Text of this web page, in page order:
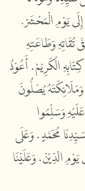
إِلَىيَوْمِالْمَحْشَرْ.
تُقَاتِهِوَطَاعَتِهِ
كِتَابِهِالْكَرِيْمْ، أَعُوْذُ
وَمَلَائِكَتَهُيُصَلُّونَ
عَلَيْهِوَسَلِّمُوا
مُحَمَّدٍ،وَعَلَى
يَوْمِالدِّيْنْ،وَعَلَيْنَا